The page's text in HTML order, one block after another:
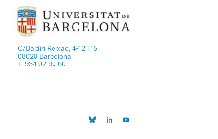
C/Baldiri Reixac, 4-12 i 15
08028 Barcelona
T. 934 02 90 60